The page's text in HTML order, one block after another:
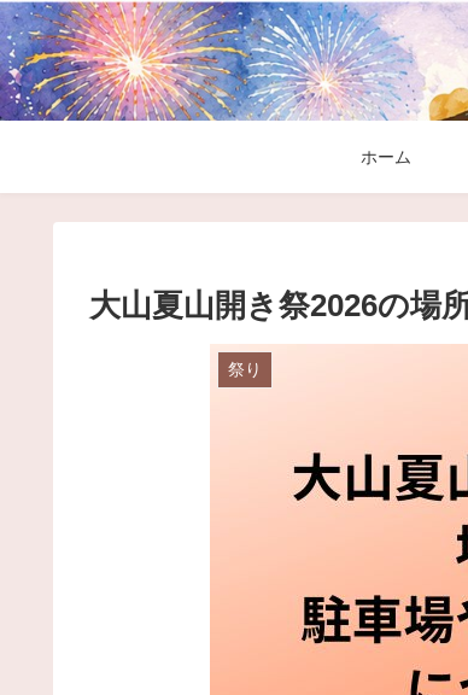
ホーム
大山夏山開き祭2026の場
祭り